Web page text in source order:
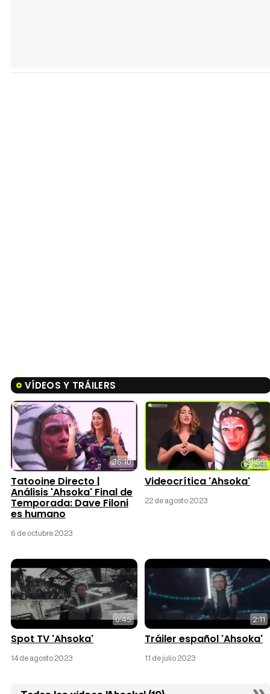
VÍDEOS Y TRÁILERS
36:10
Tatooine Directo |
Análisis 'Ahsoka' Final de
Temporada: Dave Filoni
es humano
6 de octubre 2023
21:53
Videocrítica 'Ahsoka'
22 de agosto 2023
0:45
Spot TV 'Ahsoka'
14 de agosto 2023
2:11
Tráiler español 'Ahsoka'
11 de julio 2023